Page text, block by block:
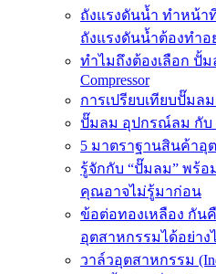
ถังแรงดันน้ำ ทำหน้า
ถังแรงดันน้ำต้องทำอ
ทำไมถึงต้องเลือก ปั้ม
Compressor
การเปรียบเทียบปั๊มล
ปั๊มลม อุปกรณ์ลม กับ
5 มาตราฐานสินค้าอุ
รู้จักกับ “ปั๊มลม” พร้
คุณอาจไม่รู้มาก่อน
ข้อต่อทองเหลือง กัน
อุตสาหกรรมได้อย่าง
วาล์วอุตสาหกรรม